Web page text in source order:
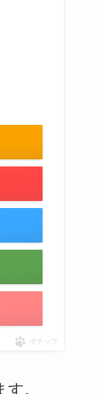
ポチップ
。